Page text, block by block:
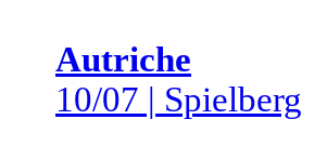
Autriche
10/07 | Spielberg